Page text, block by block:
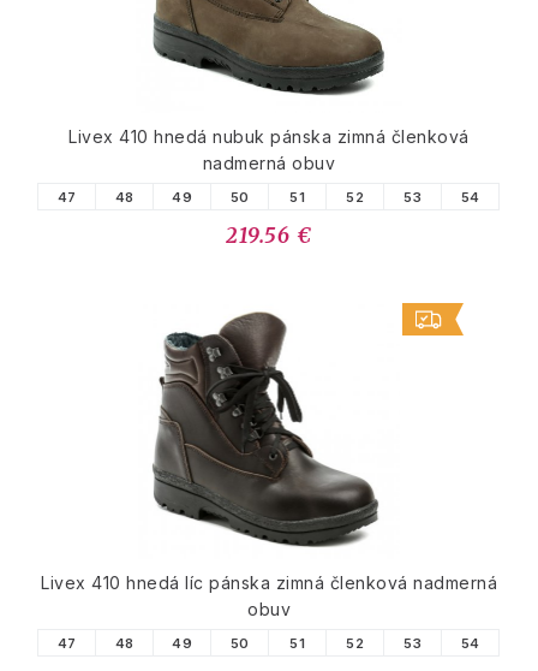
Livex 410 hnedá nubuk pánska zimná členková
nadmerná obuv
47 48 49 50 51 52 53 54
219.56 €
Livex 410 hnedá líc pánska zimná členková nadmerná
obuv
47 48 49 50 51 52 53 54